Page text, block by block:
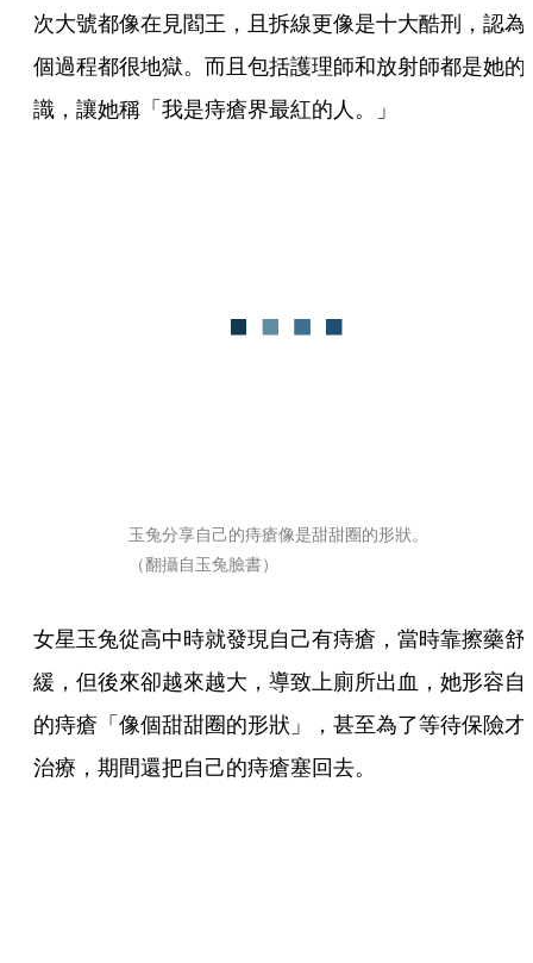
次大號都像在見閻王，且拆線更像是十大酷刑，認為
個過程都很地獄。而且包括護理師和放射師都是她的
識，讓她稱「我是痔瘡界最紅的人。」
玉兔分享自己的痔瘡像是甜甜圈的形狀。
（翻攝自玉兔臉書）
女星玉兔從高中時就發現自己有痔瘡，當時靠擦藥舒
緩，但後來卻越來越大，導致上廁所出血，她形容自
的痔瘡「像個甜甜圈的形狀」，甚至為了等待保險才
治療，期間還把自己的痔瘡塞回去。